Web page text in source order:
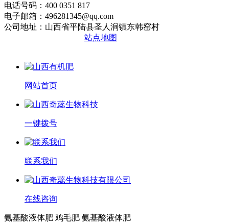
电话号码：400 0351 817
电子邮箱：496281345@qq.com
公司地址：山西省平陆县圣人涧镇东韩窑村
站点地图
网站首页
一键拨号
联系我们
在线咨询
氨基酸液体肥 鸡毛肥 氨基酸液体肥